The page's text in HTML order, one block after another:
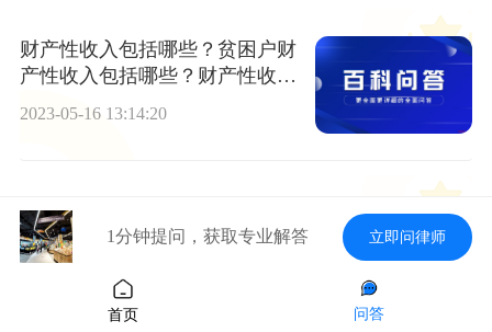
财产性收入包括哪些？贫困户财
产性收入包括哪些？财产性收入
2023-05-16 13:14:20
商标罪量刑标准的法律规定是什
么？关于串通销售非法商标罪量
刑标准是什么？
2023-05-16 13:14:20
1分钟提问，获取专业解答 立即问律师
首页 问答